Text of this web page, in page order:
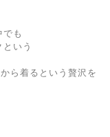
も
いう
ら着るという贅沢を